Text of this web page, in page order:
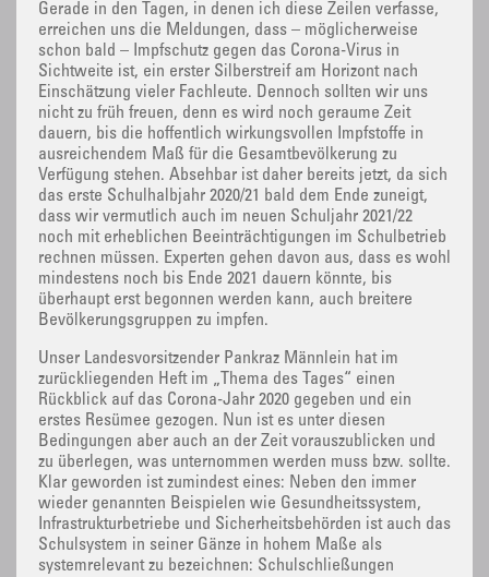
Gerade in den Tagen, in denen ich diese Zeilen verfasse,
erreichen uns die Meldungen, dass – möglicherweise
schon bald – Impfschutz gegen das Corona-Virus in
Sichtweite ist, ein erster Silberstreif am Horizont nach
Einschätzung vieler Fachleute. Dennoch sollten wir uns
nicht zu früh freuen, denn es wird noch geraume Zeit
dauern, bis die hoffentlich wirkungsvollen Impfstoffe in
ausreichendem Maß für die Gesamtbevölkerung zu
Verfügung stehen. Absehbar ist daher bereits jetzt, da sich
das erste Schulhalbjahr 2020/21 bald dem Ende zuneigt,
dass wir vermutlich auch im neuen Schuljahr 2021/22
noch mit erheblichen Beeinträchtigungen im Schulbetrieb
rechnen müssen. Experten gehen davon aus, dass es wohl
mindestens noch bis Ende 2021 dauern könnte, bis
überhaupt erst begonnen werden kann, auch breitere
Bevölkerungsgruppen zu impfen.
Unser Landesvorsitzender Pankraz Männlein hat im
zurückliegenden Heft im „Thema des Tages“ einen
Rückblick auf das Corona-Jahr 2020 gegeben und ein
erstes Resümee gezogen. Nun ist es unter diesen
Bedingungen aber auch an der Zeit vorauszublicken und
zu überlegen, was unternommen werden muss bzw. sollte.
Klar geworden ist zumindest eines: Neben den immer
wieder genannten Beispielen wie Gesundheitssystem,
Infrastrukturbetriebe und Sicherheitsbehörden ist auch das
Schulsystem in seiner Gänze in hohem Maße als
systemrelevant zu bezeichnen: Schulschließungen